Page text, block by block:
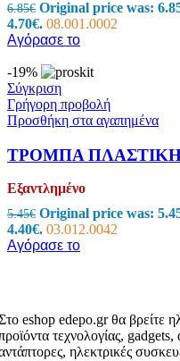
6.85€ Original price was:
4.70€. 08.001.0002
Αγόρασε το
-19%
Σύγκριση
Γρήγορη προβολή
Προσθήκη στα αγαπημένα
ΤΡΟΜΠΑ ΠΛΑΣΤΙΚΗ
Εξαντλημένο
5.45€ Original price was:
4.40€. 03.012.0042
Αγόρασε το
eshop edepo.gr θα βρείτε
τεχνολογίας,
ηλεκτρικές